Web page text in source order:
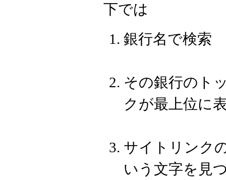
下では
銀行名で検索
その銀行のト
クが最上位に
サイトリンク
いう文字を見